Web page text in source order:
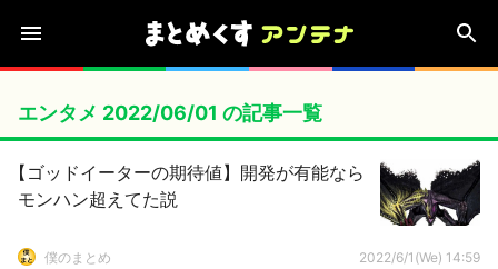
エンタメ 2022/06/01 の記事一覧
【ゴッドイーターの期待値】開発が有能なら
モンハン超えてた説
僕のまとめ 2022/6/1(We) 14:59